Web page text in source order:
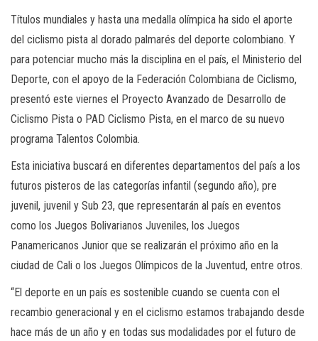
Títulos mundiales y hasta una medalla olímpica ha sido el aporte
del ciclismo pista al dorado palmarés del deporte colombiano. Y
para potenciar mucho más la disciplina en el país, el Ministerio del
Deporte, con el apoyo de la Federación Colombiana de Ciclismo,
presentó este viernes el Proyecto Avanzado de Desarrollo de
Ciclismo Pista o PAD Ciclismo Pista, en el marco de su nuevo
programa Talentos Colombia.
Esta iniciativa buscará en diferentes departamentos del país a los
futuros pisteros de las categorías infantil (segundo año), pre
juvenil, juvenil y Sub 23, que representarán al país en eventos
como los Juegos Bolivarianos Juveniles, los Juegos
Panamericanos Junior que se realizarán el próximo año en la
ciudad de Cali o los Juegos Olímpicos de la Juventud, entre otros.
“El deporte en un país es sostenible cuando se cuenta con el
recambio generacional y en el ciclismo estamos trabajando desde
hace más de un año y en todas sus modalidades por el futuro de